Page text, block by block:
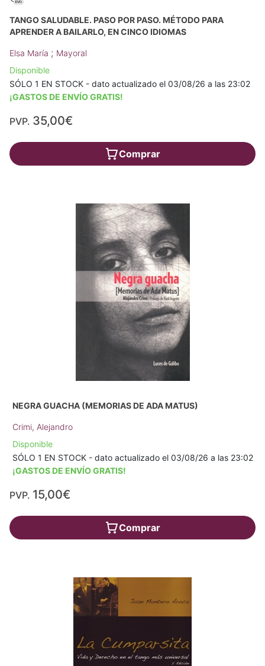
TANGO SALUDABLE. PASO POR PASO. MÉTODO PARA
APRENDER A BAILARLO, EN CINCO IDIOMAS
Elsa María ; Mayoral
Disponible
SÓLO 1 EN STOCK - dato actualizado el 03/08/26 a las 23:02
¡GASTOS DE ENVÍO GRATIS!
PVP. 35,00€
Comprar
NEGRA GUACHA (MEMORIAS DE ADA MATUS)
Crimi, Alejandro
Disponible
SÓLO 1 EN STOCK - dato actualizado el 03/08/26 a las 23:02
¡GASTOS DE ENVÍO GRATIS!
PVP. 15,00€
Comprar